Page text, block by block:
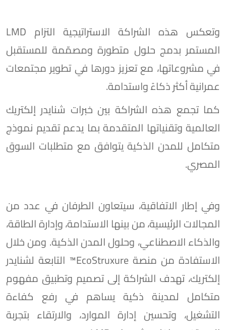
وتعكس هذه الشراكة الاستراتيجية التزام LMD
المستمر بدمج حلول متطورة ومصمّمة للمستقبل
في مشروعاتها، مع تعزيز دورها في تطوير مجتمعات
عمرانية أكثر ذكاءً واستدامة.
كما تجمع هذه الشراكة بين خبرات شنايدر إلكتريك
العالمية وتقنياتها المتقدمة بما يدعم تقديم نموذج
متكامل للمدن الذكية يتوافق مع متطلبات السوق
المصري.
وفي إطار الاتفاقية، سيتعاون الطرفان في عدد من
المجالات الرئيسية، من بينها الاستدامة، وإدارة الطاقة،
والذكاء الاصطناعي، وحلول المدن الذكية. ومن خلال
الاستفادة من منصة EcoStruxure™ التابعة لشنايدر
إلكتريك، تهدف الشراكة إلى تصميم وتطبيق مفهوم
متكامل لمدينة ذكية يساهم في رفع كفاءة
التشغيل، وتحسين إدارة الموارد، والارتقاء بتجربة